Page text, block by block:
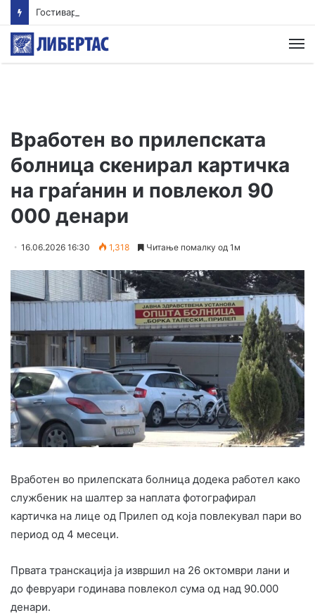
Гостиварци и натаму без пивка вода
Вработен во прилепската
болница скенирал картичка
на граѓанин и повлекол 90
000 денари
16.06.2026 16:30 1,318 Читање помалку од 1м
Вработен во прилепската болница додека работел како
службеник на шалтер за наплата фотографирал
картичка на лице од Прилеп од која повлекувал пари во
период од 4 месеци.
Првата транскација ја извршил на 26 октомври лани и
до февруари годинава повлекол сума од над 90.000
денари.